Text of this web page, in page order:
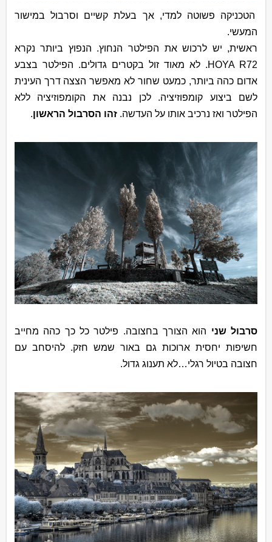
הטכניקה פשוטה למדי, אך בעלת קשיים וסרבול במישור
המעשי.
ראשית, יש לרכוש את הפילטר הנחוץ. הנפוץ ביותר נקרא
HOYA R72. לא מאוד זול בקטרים גדולים. הפילטר בצבע
אדום כהה ביותר, כמעט שחור לא מאפשר הצצה דרך העינית
לשם ביצוע קומפוזיציה. לכן נבנה את הקומפוזיציה ללא
הפילטר ואז נרכיב אותו על העדשה. זהו הסרבול הראשון.
סרבול שני הוא הצורך בחצובה. פילטר כל כך כהה מחייב
חשיפות יחסית ארוכות גם באור שמש חזק. להיסחב עם
חצובה בטיול רגלי…לא תענוג גדול.